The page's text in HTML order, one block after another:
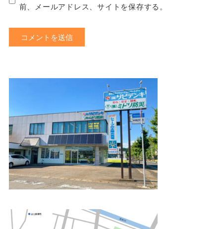
前、メールアドレス、サイトを保存する。